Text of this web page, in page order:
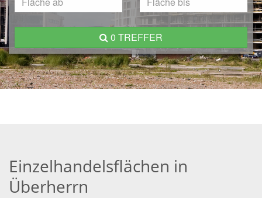
0 TREFFER
Einzelhandelsflächen in
Überherrn